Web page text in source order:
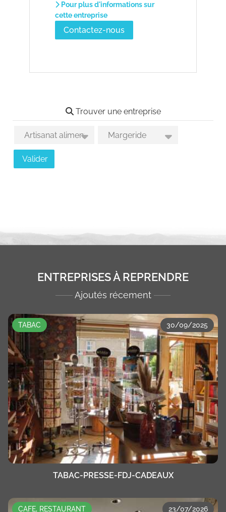
Pour plus d'informations sur
cette entreprise
Contactez-nous
Trouver une entreprise
Choix des activités Choix des secteurs géographiques
Valider
ENTREPRISES À REPRENDRE
Ajoutés récement
TABAC 30/09/2025
TABAC-PRESSE-FDJ-CADEAUX
CAFE, RESTAURANT 23/07/2026